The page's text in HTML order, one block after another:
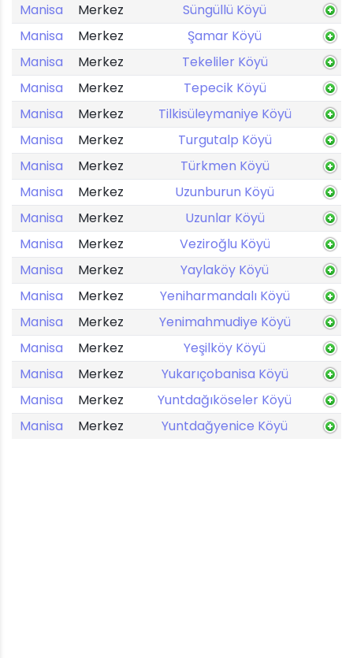
Manisa
Merkez
Süngüllü Köyü
Manisa
Merkez
Şamar Köyü
Manisa
Merkez
Tekeliler Köyü
Manisa
Merkez
Tepecik Köyü
Manisa
Merkez
Tilkisüleymaniye Köyü
Manisa
Merkez
Turgutalp Köyü
Manisa
Merkez
Türkmen Köyü
Manisa
Merkez
Uzunburun Köyü
Manisa
Merkez
Uzunlar Köyü
Manisa
Merkez
Veziroğlu Köyü
Manisa
Merkez
Yaylaköy Köyü
Manisa
Merkez
Yeniharmandalı Köyü
Manisa
Merkez
Yenimahmudiye Köyü
Manisa
Merkez
Yeşilköy Köyü
Manisa
Merkez
Yukarıçobanisa Köyü
Manisa
Merkez
Yuntdağıköseler Köyü
Manisa
Merkez Yuntdağyenice Köyü